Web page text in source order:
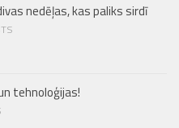
nedēļas, kas paliks sirdī
tehnoloģijas!